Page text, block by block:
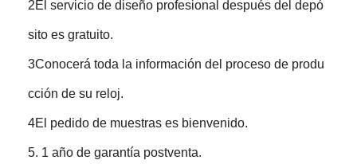
2El servicio de diseño profesional después del depó
sito es gratuito.
3Conocerá toda la información del proceso de produ
cción de su reloj.
4El pedido de muestras es bienvenido.
5. 1 año de garantía postventa.